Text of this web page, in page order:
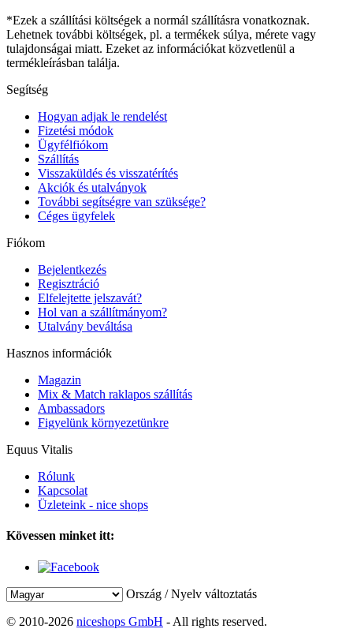
*Ezek a szállítási költségek a normál szállításra vonatkoznak.
Lehetnek további költségek, pl. a termékek súlya, mérete vagy
tulajdonságai miatt. Ezeket az információkat közvetlenül a
termékleírásban találja.
Segítség
Hogyan adjak le rendelést
Fizetési módok
Ügyfélfiókom
Szállítás
Visszaküldés és visszatérítés
Akciók és utalványok
További segítségre van szüksége?
Céges ügyfelek
Fiókom
Bejelentkezés
Regisztráció
Elfelejtette jelszavát?
Hol van a szállítmányom?
Utalvány beváltása
Hasznos információk
Magazin
Mix & Match raklapos szállítás
Ambassadors
Figyelünk környezetünkre
Equus Vitalis
Rólunk
Kapcsolat
Üzleteink - nice shops
Kövessen minket itt:
Ország / Nyelv változtatás
© 2010-2026 niceshops GmbH - All rights reserved.